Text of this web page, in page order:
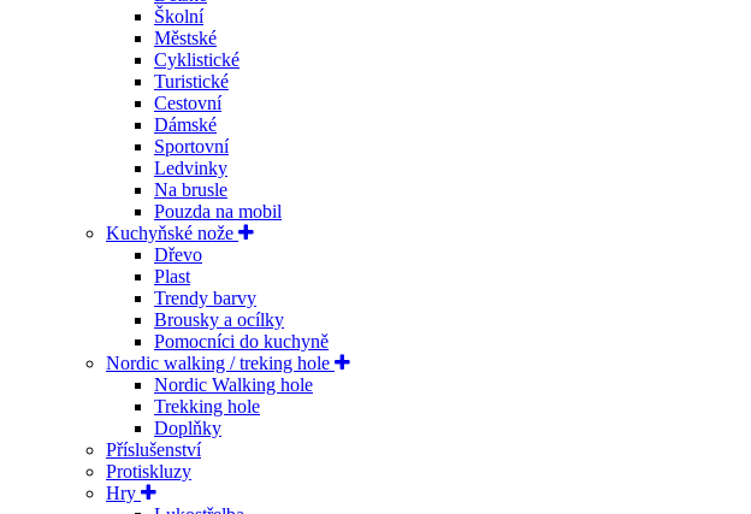
Školní
Městské
Cyklistické
Turistické
Cestovní
Dámské
Sportovní
Ledvinky
Na brusle
Pouzda na mobil
Kuchyňské nože
Dřevo
Plast
Trendy barvy
Brousky a ocílky
Pomocníci do kuchyně
Nordic walking / treking hole
Nordic Walking hole
Trekking hole
Doplňky
Příslušenství
Protiskluzy
Hry